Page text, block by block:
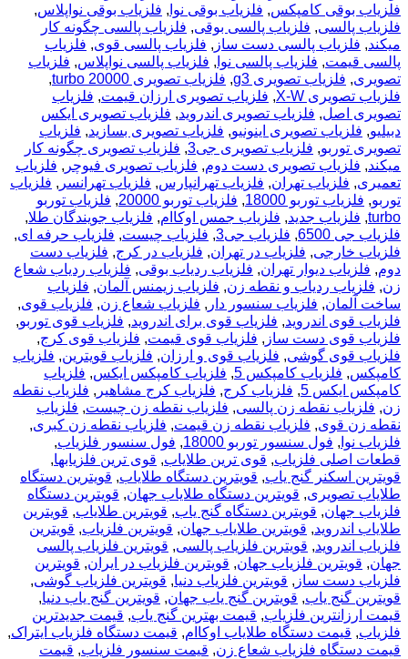
فلزیاب بوقی کامپکس, فلزیاب بوقی نوا , فلزیاب بوقی نواپلاس,
فلزیاب پالسی, فلزیاب پالسی بوقی, فلزیاب پالسی چگونه کار
میکند, فلزیاب پالسی دست ساز , فلزیاب پالسی قوی, فلزیاب
پالسی قیمت, فلزیاب پالسی نوا , فلزیاب پالسی نواپلاس, فلزیاب
تصویری, فلزیاب تصویری g3 , فلزیاب تصویری turbo 20000
,
فلزیاب تصویری X-W
, فلزیاب تصویری ارزان قیمت, فلزیاب
تصویری اصل, فلزیاب تصویری اندروید, فلزیاب تصویری ایکس
دبیلیو, فلزیاب تصویری اینونیو, فلزیاب تصویری بسازید, فلزیاب
تصویری توربو, فلزیاب تصویری جی3 , فلزیاب تصویری چگونه کار
میکند, فلزیاب تصویری دست دوم, فلزیاب تصویری فیوچر , فلزیاب
تعمیری, فلزیاب تهران, فلزیاب تهرانپارس, فلزیاب تهرانسر , فلزیاب
توربو, فلزیاب توربو 18000 , فلزیاب توربو 20000 , فلزیاب توربو
turbo
, فلزیاب جدید, فلزیاب جمس اوکاام, فلزیاب جویندگان طلا,
فلزیاب جی 6500
, فلزیاب جی3 , فلزیاب چیست, فلزیاب حرفه ای,
فلزیاب خارجی, فلزیاب در تهران, فلزیاب در کرج, فلزیاب دست
دوم, فلزیاب دیوار تهران, فلزیاب ردیاب بوقی, فلزیاب ردیاب شعاع
زن, فلزیاب ردیاب و نقطه زن, فلزیاب زیمنس آلمان, فلزیاب
ساخت آلمان, فلزیاب سنسور دار , فلزیاب شعاع زن, فلزیاب قوی,
فلزیاب قوی اندروید, فلزیاب قوی برای اندروید, فلزیاب قوی توربو,
فلزیاب قوی دست ساز , فلزیاب قوی قیمت, فلزیاب قوی کرج,
فلزیاب قوی گوشی, فلزیاب قوی و ارزان, فلزیاب قویترین, فلزیاب
کامپکس, فلزیاب کامپکس 5 , فلزیاب کامپکس ایکس, فلزیاب
کامپکس ایکس 5
, فلزیاب کرج, فلزیاب کرج مشاهیر , فلزیاب نقطه
زن, فلزیاب نقطه زن پالسی, فلزیاب نقطه زن چیست, فلزیاب
نقطه زن قوی, فلزیاب نقطه زن قیمت, فلزیاب نقطه زن کبری,
فلزیاب نوا , فول سنسور توربو 18000 , فول سنسور فلزیاب,
قطعات اصلی فلزیاب, قوی ترین طلایاب, قوی ترین فلزیابها,
قویترین اسکنر گنج یاب, قویترین دستگاه طلایاب, قویترین دستگاه
طلایاب تصویری, قویترین دستگاه طلایاب جهان, قویترین دستگاه
فلزیاب جهان, قویترین دستگاه گنج یاب, قویترین طلایاب, قویترین
طلایاب اندروید, قویترین طلایاب جهان, قویترین فلزیاب, قویترین
فلزیاب اندروید, قویترین فلزیاب پالسی, قویترین فلزیاب پالسی
جهان, قویترین فلزیاب جهان, قویترین فلزیاب در ایران, قویترین
فلزیاب دست ساز , قویترین فلزیاب دنیا, قویترین فلزیاب گوشی,
قویترین گنج یاب, قویترین گنج یاب جهان, قویترین گنج یاب دنیا,
قیمت ارزانترین فلزیاب, قیمت بهترین گنج یاب, قیمت جدیدترین
فلزیاب, قیمت دستگاه طلایاب اوکاام, قیمت دستگاه فلزیاب ایتراک,
قیمت دستگاه فلزیاب شعاع زن, قیمت سنسور فلزیاب, قیمت